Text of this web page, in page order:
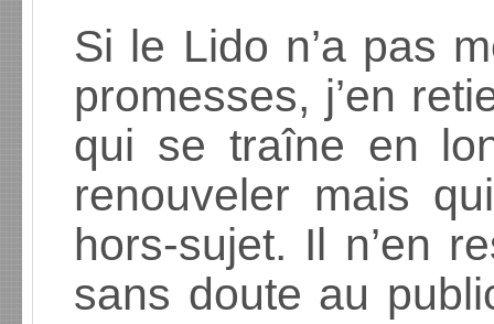
Si le Lido n’a pas
promesses, j’en
qui se traîne en
renouveler mais
hors-sujet. Il n’en
sans doute au